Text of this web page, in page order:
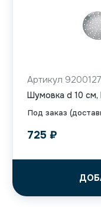
Под заказ
Артикул
Шумовка d 10 см,
725 ₽